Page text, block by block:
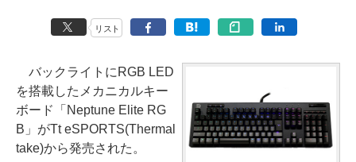
リスト
バックライトにRGB LED
を搭載したメカニカルキー
ボード「Neptune Elite RG
B」がTt eSPORTS(Thermal
take)から発売された。